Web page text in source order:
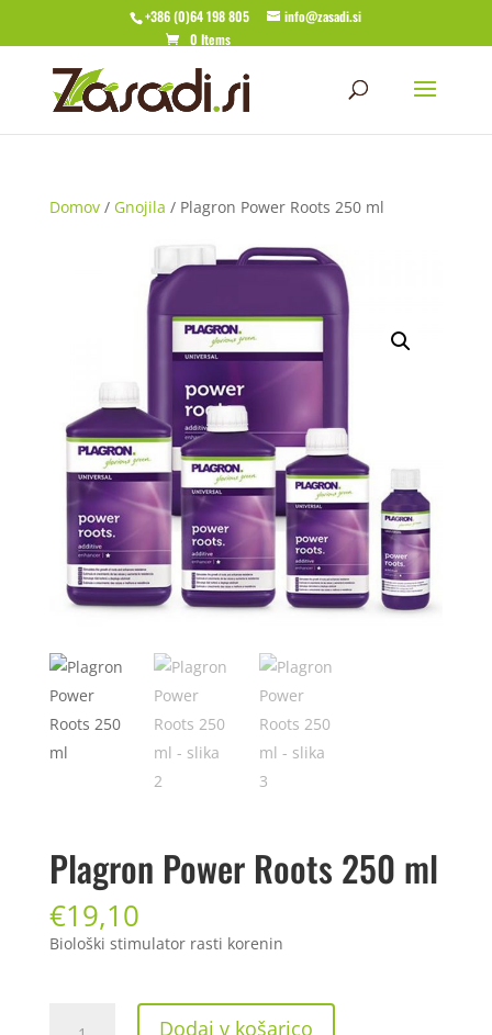
+386 (0)64 198 805
info@zasadi.si
0 Items
Domov/ Gnojila / Plagron Power Roots 250 ml
Plagron Power Roots 250 ml
€19,10
Biološki stimulator rasti korenin
Dodaj v košarico